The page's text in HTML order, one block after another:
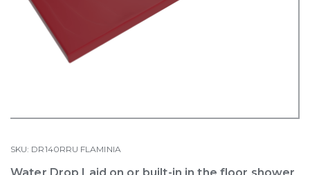
SKU: DR140RRU FLAMINIA